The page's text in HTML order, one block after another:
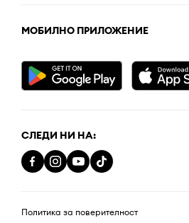
МОБИЛНО ПРИЛОЖЕНИЕ
СЛЕДИ НИ НА:
Политика за поверителност